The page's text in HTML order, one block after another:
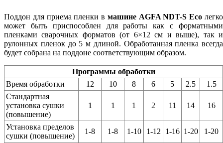
Поддон для приема пленки в машине AGFA NDT-S Eco легко
может быть приспособлен для работы как с форматными
пленками сварочных форматов (от 6×12 см и выше), так и
рулонных пленок до 5 м длиной. Обработанная пленка всегда
будет собрана на поддоне соответствующим образом.
Программы обработки
Время обработки
12 10 8 6 5 2.5
1.5
Стандартная
установка сушки
(повышение)
1 1 1 2 11 14 16
Установка пределов
сушки (повышение)
1-8 1-8 1-10 1-12 1-16 1-20
1-20